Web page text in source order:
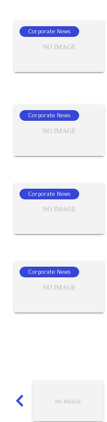
Corporate News
Corporate News
Corporate News
Corporate News